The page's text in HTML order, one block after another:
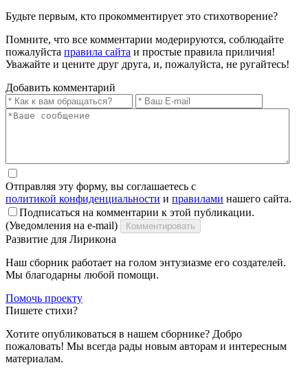
Будьте первым, кто прокомментирует это стихотворение?
Помните, что все комментарии модерируются, соблюдайте
пожалуйста правила сайта и простые правила приличия!
Уважайте и цените друг друга, и, пожалуйста, не ругайтесь!
Добавить комментарий
Отправляя эту форму, вы соглашаетесь с
политикой конфиденциальности и правилами нашего сайта.
Подписаться на комментарии к этой публикации.
(Уведомления на e-mail)
Комментировать
Развитие для Лирикона
Наш сборник работает на голом энтузиазме его создателей.
Мы благодарны любой помощи.
Помочь проекту
Пишете стихи?
Хотите опубликоваться в нашем сборнике? Добро
пожаловать! Мы всегда рады новым авторам и интересным
материалам.